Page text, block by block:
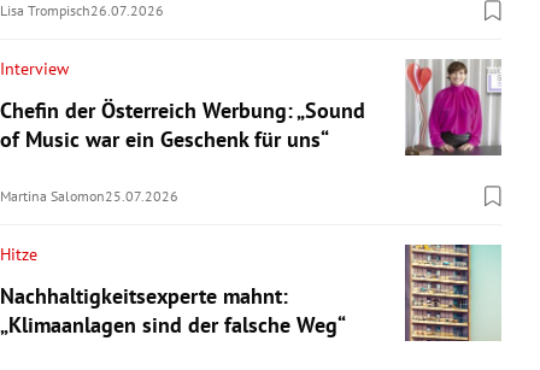
Lisa Trompisch26.07.2026
Interview
Chefin der Österreich Werbung: „Sound
of Music war ein Geschenk für uns“
Martina Salomon25.07.2026
Hitze
Nachhaltigkeitsexperte mahnt:
„Klimaanlagen sind der falsche Weg“